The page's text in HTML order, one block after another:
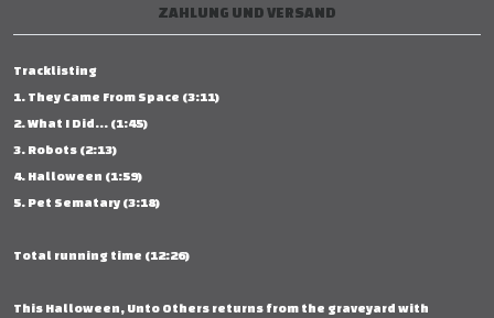
ZAHLUNG UND VERSAND
Tracklisting
1. They Came From Space (3:11)
2. What I Did... (1:45)
3. Robots (2:13)
4. Halloween (1:59)
5. Pet Sematary (3:18)
Total running time (12:26)
This Halloween, Unto Others returns from the graveyard with